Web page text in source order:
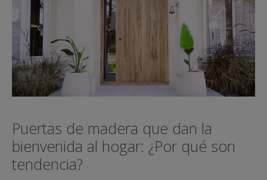
Puertas de madera que dan la
bienvenida al hogar: ¿Por qué son
tendencia?